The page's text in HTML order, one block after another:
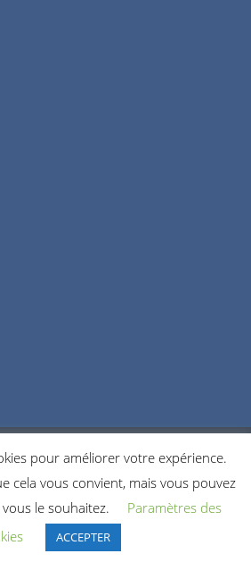
COOKIES
NOUS CONTACTER
Accordeonistes.fr. All rights reserved.
pour améliorer votre expérience.
cela vous convient, mais vous pouvez
le souhaitez.
Paramètres des
ACCEPTER